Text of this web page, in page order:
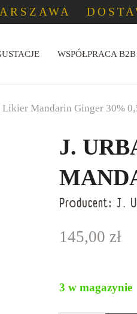
WSPÓŁPRACA B2B
Likier Mandarin Ginger 30%
J.
Producent: J.
145,00 zł
3 w magazynie